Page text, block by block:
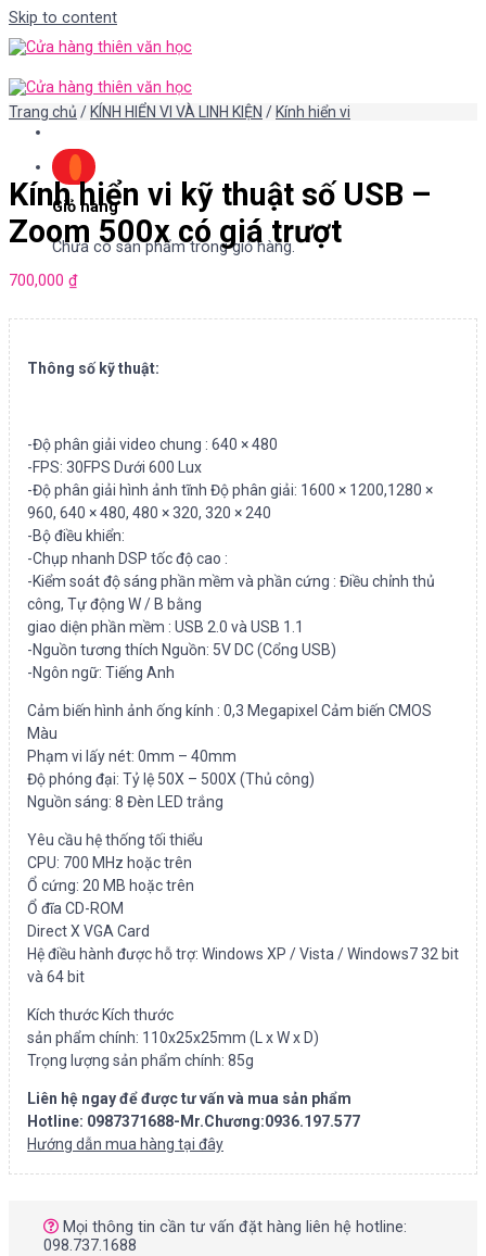
Skip to content
Giỏ hàng
Chưa có sản phẩm trong giỏ hàng.
Trang chủ / KÍNH HIỂN VI VÀ LINH KIỆN / Kính hiển vi
Kính hiển vi kỹ thuật số USB –
Zoom 500x có giá trượt
700,000 ₫
Thông số kỹ thuật:
-Độ phân giải video chung : 640 × 480
-FPS: 30FPS Dưới 600 Lux
-Độ phân giải hình ảnh tĩnh Độ phân giải: 1600 × 1200,1280 ×
960, 640 × 480, 480 × 320, 320 × 240
-Bộ điều khiển:
-Chụp nhanh DSP tốc độ cao :
-Kiểm soát độ sáng phần mềm và phần cứng : Điều chỉnh thủ
công, Tự động W / B bằng
giao diện phần mềm : USB 2.0 và USB 1.1
-Nguồn tương thích Nguồn: 5V DC (Cổng USB)
-Ngôn ngữ: Tiếng Anh
Cảm biến hình ảnh ống kính : 0,3 Megapixel Cảm biến CMOS
Màu
Phạm vi lấy nét: 0mm – 40mm
Độ phóng đại: Tỷ lệ 50X – 500X (Thủ công)
Nguồn sáng: 8 Đèn LED trắng
Yêu cầu hệ thống tối thiểu
CPU: 700 MHz hoặc trên
Ổ cứng: 20 MB hoặc trên
Ổ đĩa CD-ROM
Direct X VGA Card
Hệ điều hành được hỗ trợ: Windows XP / Vista / Windows7 32 bit
và 64 bit
Kích thước Kích thước
sản phẩm chính: 110x25x25mm (L x W x D)
Trọng lượng sản phẩm chính: 85g
Liên hệ ngay để được tư vấn và mua sản phẩm
Hotline: 0987371688-Mr.Chương:0936.197.577
Hướng dẫn mua hàng tại đây
Mọi thông tin cần tư vấn đặt hàng liên hệ hotline:
098.737.1688